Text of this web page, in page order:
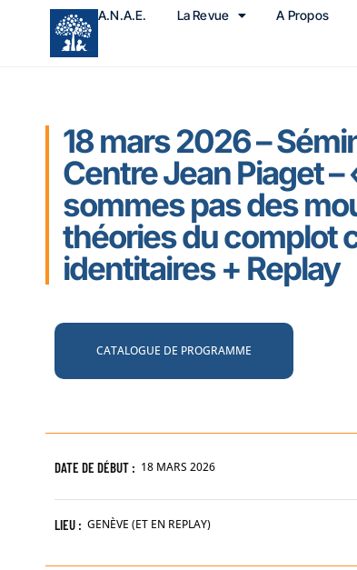
A.N.A.E. La Revue A Propos
18 mars 2026 –
Centre Jean Piaget –
sommes pas des
théories du complot
identitaires + Replay
CATALOGUE DE PROGRAMME
DATE DE DÉBUT : 18 MARS 2026
LIEU : GENÈVE (ET EN REPLAY)